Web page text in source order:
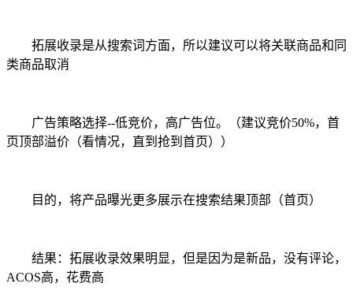
拓展收录是从搜索词方面，所以建议可以将关联商品和同
类商品取消
广告策略选择--低竞价，高广告位。（建议竞价50%，首
页顶部溢价（看情况，直到抢到首页））
目的，将产品曝光更多展示在搜索结果顶部（首页）
结果：拓展收录效果明显，但是因为是新品，没有评论，
ACOS高，花费高